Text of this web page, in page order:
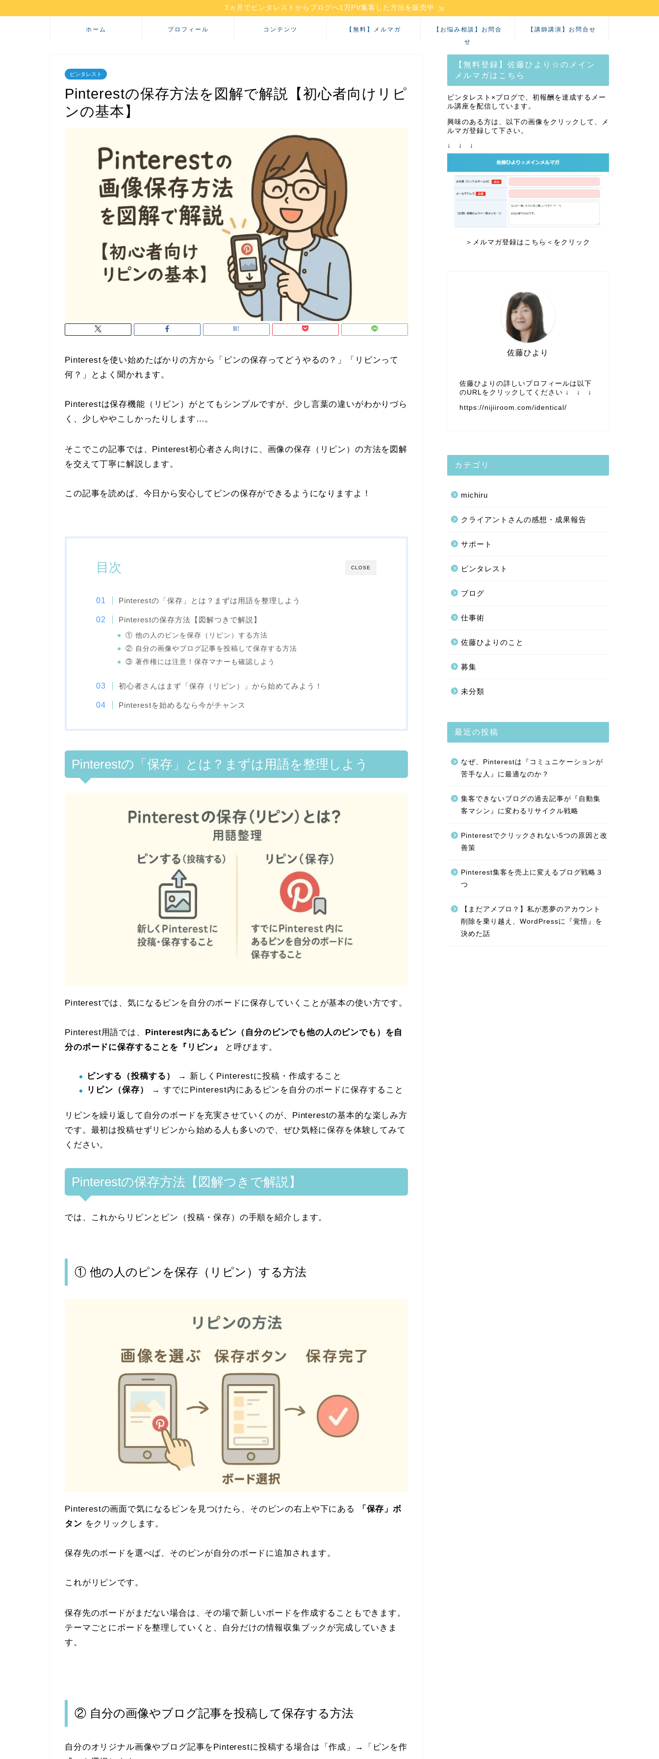
3ヵ月でピンタレストからブログへ1万PV集客した方法を販売中
ホーム プロフィール コンテンツ 【無料】メルマガ
【お悩み相談】お問合
せ
【講師講演】お問合せ
ピンタレスト
Pinterestの保存方法を図解で解説【初心者向けリピ
ンの基本】
Pinterestを使い始めたばかりの方から「ピンの保存ってどうやるの？」「リピンって
何？」とよく聞かれます。
Pinterestは保存機能（リピン）がとてもシンプルですが、少し言葉の違いがわかりづら
く、少しややこしかったりします…。
そこでこの記事では、Pinterest初心者さん向けに、画像の保存（リピン）の方法を図解
を交えて丁寧に解説します。
この記事を読めば、今日から安心してピンの保存ができるようになりますよ！
CLOSE
目次
Pinterestの「保存」とは？まずは用語を整理しよう
Pinterestの保存方法【図解つきで解説】
① 他の人のピンを保存（リピン）する方法
② 自分の画像やブログ記事を投稿して保存する方法
③ 著作権には注意！保存マナーも確認しよう
初心者さんはまず「保存（リピン）」から始めてみよう！
Pinterestを始めるなら今がチャンス
Pinterestの「保存」とは？まずは用語を整理しよう
Pinterestでは、気になるピンを自分のボードに保存していくことが基本の使い方です。
Pinterest用語では、 Pinterest内にあるピン（自分のピンでも他の人のピンでも）を自
分のボードに保存することを『リピン』
と呼びます。
ピンする（投稿する）
→ 新しくPinterestに投稿・作成すること
リピン（保存）
→ すでにPinterest内にあるピンを自分のボードに保存すること
リピンを繰り返して自分のボードを充実させていくのが、Pinterestの基本的な楽しみ方
です。最初は投稿せずリピンから始める人も多いので、ぜひ気軽に保存を体験してみて
ください。
Pinterestの保存方法【図解つきで解説】
では、これからリピンとピン（投稿・保存）の手順を紹介します。
① 他の人のピンを保存（リピン）する方法
Pinterestの画面で気になるピンを見つけたら、そのピンの右上や下にある
「保存」ボ
タン をクリックします。
保存先のボードを選べば、そのピンが自分のボードに追加されます。
これがリピンです。
保存先のボードがまだない場合は、その場で新しいボードを作成することもできます。
テーマごとにボードを整理していくと、自分だけの情報収集ブックが完成していきま
す。
② 自分の画像やブログ記事を投稿して保存する方法
自分のオリジナル画像やブログ記事をPinterestに投稿する場合は「作成」→「ピンを作
【無料登録】佐藤ひより☆のメイン
メルマガはこちら
ピンタレスト×ブログで、初報酬を達成するメー
ル講座を配信しています。
興味のある方は、以下の画像をクリックして、メ
ルマガ登録して下さい。
↓ ↓ ↓
＞メルマガ登録はこちら＜をクリック
佐藤ひより
佐藤ひよりの詳しいプロフィールは以下
のURLをクリックしてください ↓ ↓ ↓
https://nijiiroom.com/identical/
カテゴリ
michiru
クライアントさんの感想・成果報告
サポート
ピンタレスト
ブログ
仕事術
佐藤ひよりのこと
募集
未分類
最近の投稿
なぜ、Pinterestは『コミュニケーションが
苦手な人』に最適なのか？
集客できないブログの過去記事が『自動集
客マシン』に変わるリサイクル戦略
Pinterestでクリックされない5つの原因と改
善策
Pinterest集客を売上に変えるブログ戦略３
つ
【まだアメブロ？】私が悪夢のアカウント
削除を乗り越え、WordPressに『覚悟』を
決めた話